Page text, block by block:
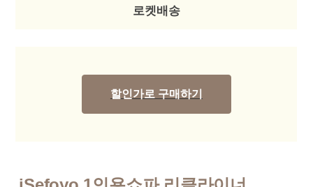
로켓배송
할인가로 구매하기